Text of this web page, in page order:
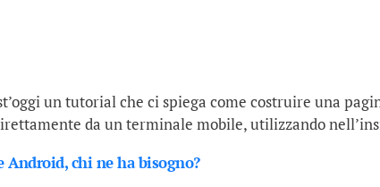
un tutorial che ci spiega come costruire una
da un terminale mobile, utilizzando
chi ne ha bisogno?